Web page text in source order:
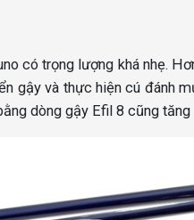
có trọng lượng khá nhẹ.
gậy và thực hiện cú đánh
dòng gậy Efil 8 cũng tăng